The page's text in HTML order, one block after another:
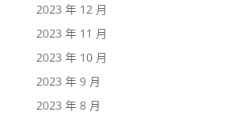
2023 年 12 月
2023 年 11 月
2023 年 10 月
2023 年 9 月
2023 年 8 月